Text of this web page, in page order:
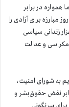
در برابر
مبارزه برای آزادی را
نکرده‌اند. بیش از ۱۵۰۰شهید قیام آبان ماه و ۱۲۰هزار زندانی سیاسی
و عدالت
به شورای امنیت،
نقض حقوق‌بشر و